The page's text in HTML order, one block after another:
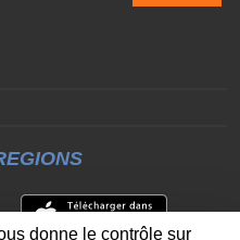
donne le contrôle sur